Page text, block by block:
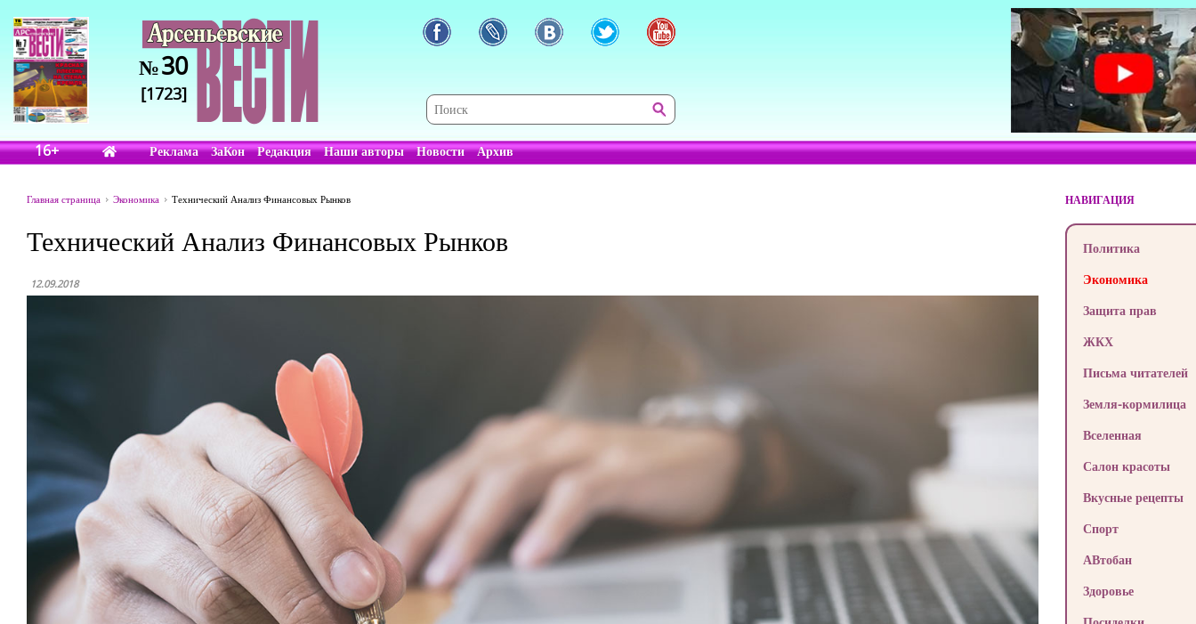
№30
[1723]
16+ Реклама ЗаКон Редакция Наши авторы Новости Архив
Главная страница Экономика Технический Анализ Финансовых Рынков
Технический Анализ Финансовых Рынков
12.09.2018
НАВИГАЦИЯ
Политика
Экономика
Защита прав
ЖКХ
Письма читателей
Земля-кормилица
Вселенная
Салон красоты
Вкусные рецепты
Спорт
АВтобан
Здоровье